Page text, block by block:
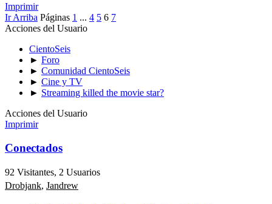
Imprimir
Ir Arriba Páginas 1 ... 4 5 6 7
Acciones del Usuario
CientoSeis
► Foro
► Comunidad CientoSeis
► Cine y TV
► Streaming killed the movie star?
Acciones del Usuario
Imprimir
Conectados
92 Visitantes, 2 Usuarios
Drobjank, Jandrew